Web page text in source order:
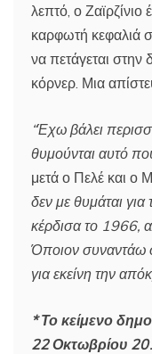
λεπτό, ο Ζαϊρζίνιο
καρφωτή κεφαλιά
να πετάγεται στην
κόρνερ. Μια
“Έχω βάλει
θυμούνται αυτό
μετά ο Πελέ και
δεν με θυμάται
κέρδισα το 1966,
Όποιον συναντάω
για εκείνη την
* Το κείμενο
22 Οκτωβρίου